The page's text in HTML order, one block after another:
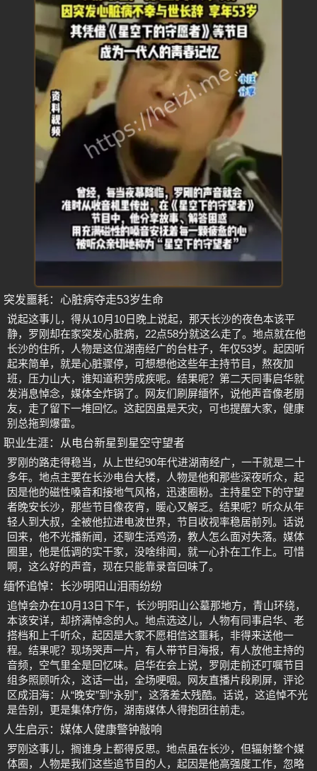
突发噩耗：心脏病夺走53岁生命
说起这事儿，得从10月10日晚上说起，那天长沙的夜色本该平
静，罗刚却在家突发心脏病，22点58分就这么走了。地点就在他
长沙的住所，人物是这位湖南经广的台柱子，年仅53岁。起因听
起来简单，就是心脏骤停，可想想他这些年主持节目，熬夜加
班，压力山大，谁知道积劳成疾呢。结果呢？第二天同事启华就
发消息悼念，媒体全炸锅了。网友们刷屏缅怀，说他声音像老朋
友，走了留下一堆回忆。这起因虽是天灾，可也提醒大家，健康
别总拖到爆雷。
职业生涯：从电台新星到星空守望者
罗刚的路走得稳当，从上世纪90年代进湖南经广，一干就是二十
多年。地点主要在长沙电台大楼，人物是他和那些深夜听众，起
因是他的磁性嗓音和接地气风格，迅速圈粉。主持星空下的守望
者晚安长沙，那些节目像夜宵，暖心又解乏。结果呢？听众从年
轻人到大叔，全被他拉进电波世界，节目收视率稳居前列。话说
回来，他不光播新闻，还聊生活鸡汤，教人怎么面对失落。媒体
圈里，他是低调的实干家，没啥绯闻，就一心扑在工作上。可惜
啊，这么好的声音，现在只能靠录音回味了。
缅怀追悼：长沙明阳山泪雨纷纷
追悼会办在10月13日下午，长沙明阳山公墓那地方，青山环绕，
本该安详，却挤满悼念的人。地点选这儿，人物有同事启华、老
搭档和上千听众，起因是大家不愿相信这噩耗，非得来送他一
程。结果呢？现场哭声一片，有人带节目海报，有人放他主持的
音频，空气里全是回忆味。启华在会上说，罗刚走前还叮嘱节目
组多照顾听众，这话一出，全场哽咽。网友直播片段刷屏，评论
区成泪海：从“晚安”到“永别”，这落差太残酷。话说，这追悼不光
是告别，更是集体疗伤，湖南媒体人得抱团往前走。
人生启示：媒体人健康警钟敲响
罗刚这事儿，搁谁身上都得反思。地点虽在长沙，但辐射整个媒
体圈，人物是我们这些追节目的人，起因是他高强度工作，忽略